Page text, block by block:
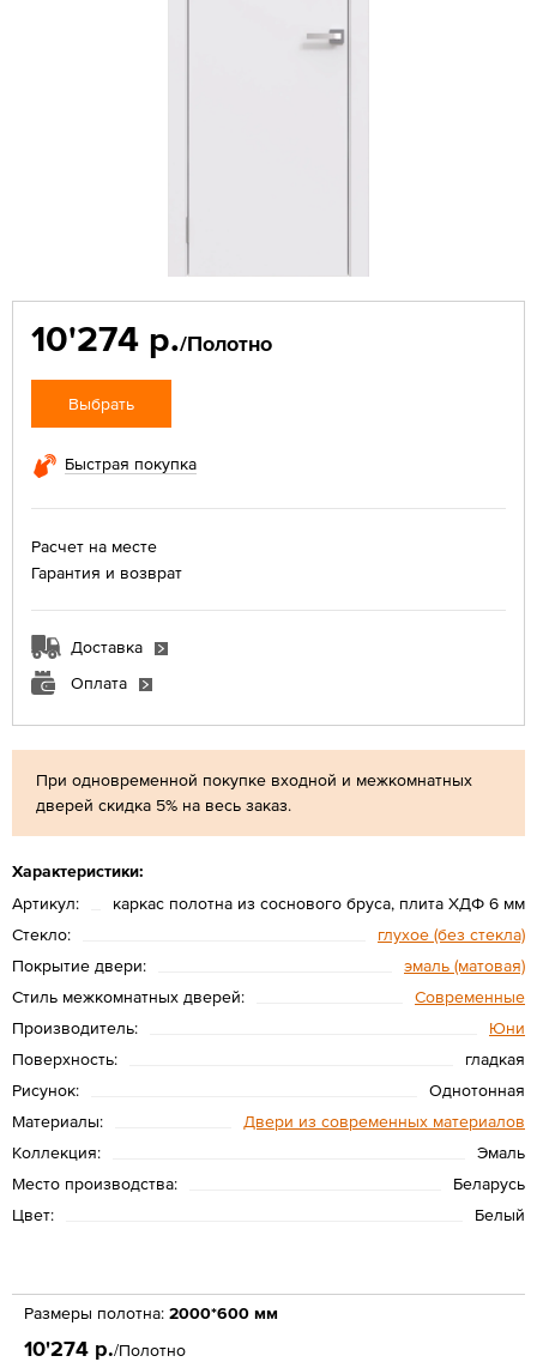
При одновременной покупке входной и межкомнатных
дверей скидка 5% на весь заказ.
Характеристики:
Артикул:
каркас полотна из соснового бруса, плита ХДФ 6 мм
Стекло:
глухое (без стекла)
Покрытие двери:
эмаль (матовая)
Стиль межкомнатных дверей:
Современные
Производитель:
Юни
Поверхность:
гладкая
Рисунок:
Однотонная
Материалы:
Двери из современных материалов
Коллекция:
Эмаль
Место производства:
Беларусь
Цвет:
Белый
10'274 р./Полотно
Выбрать
Быстрая покупка
Расчет на месте
Гарантия и возврат
Доставка
Оплата
Размеры полотна: 2000*600 мм
10'274 р./Полотно